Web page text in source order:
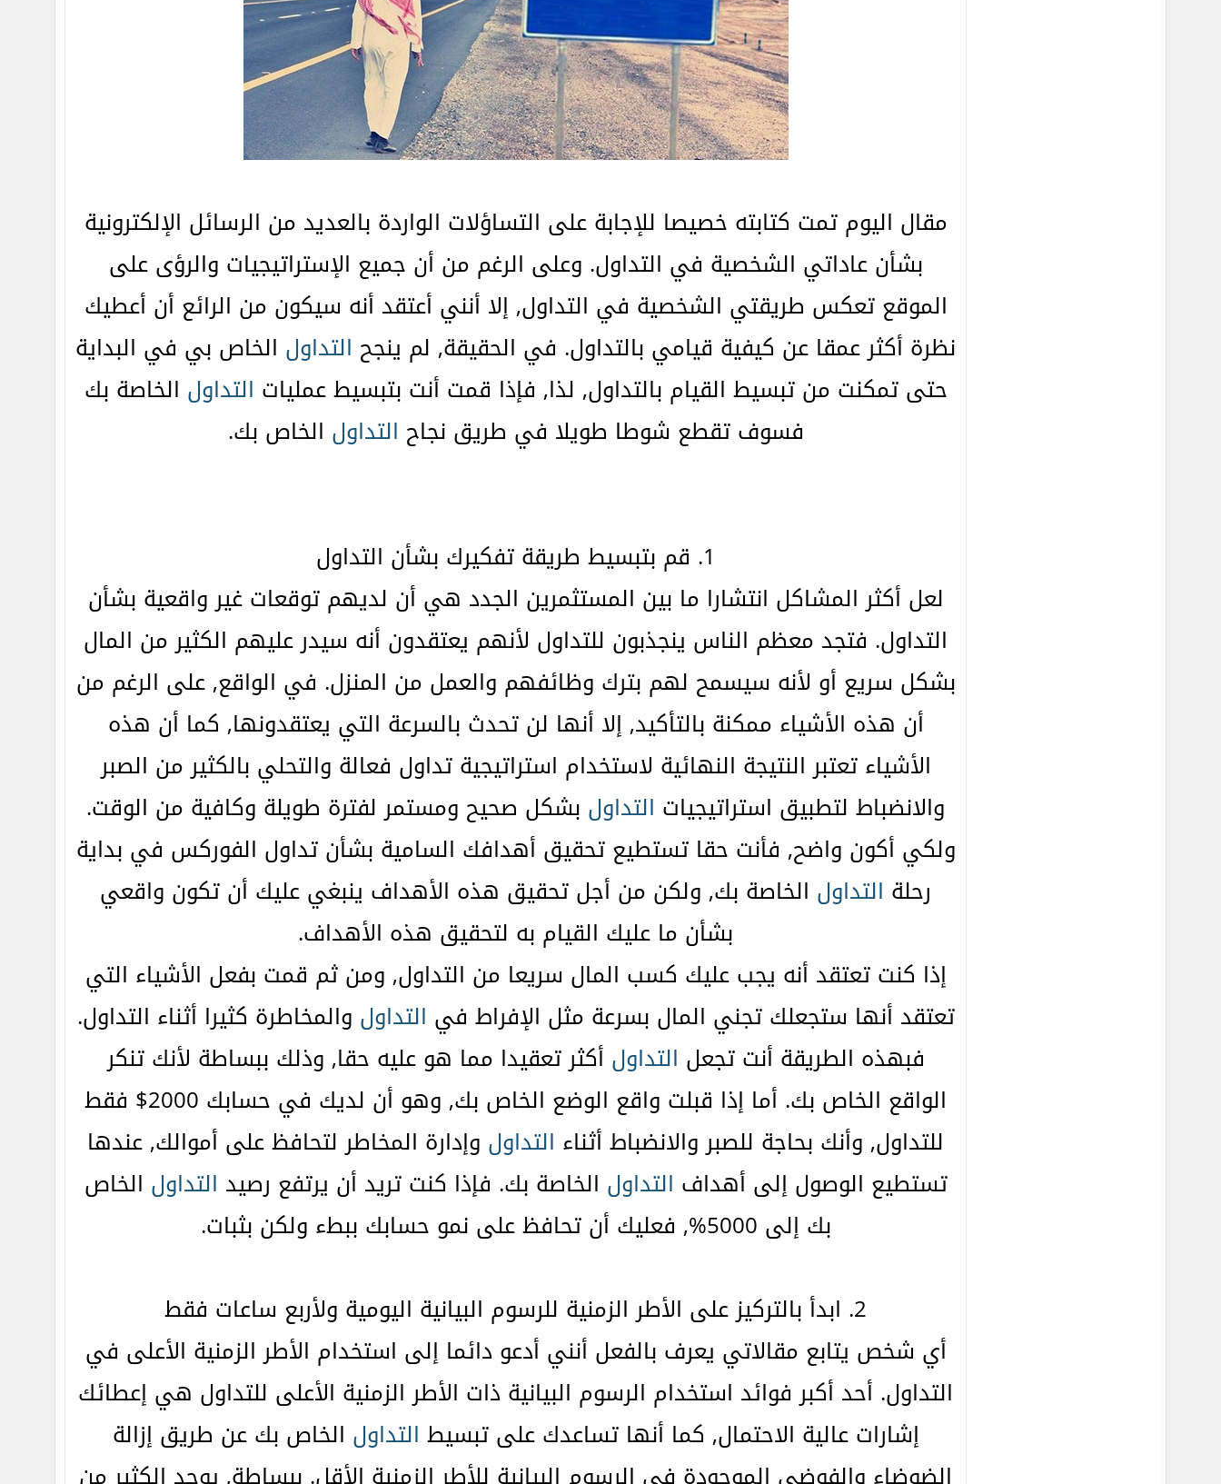
مقال اليوم تمت كتابته خصيصا للإجابة على التساؤلات الواردة بالعديد من الرسائل الإلكترونية
بشأن عاداتي الشخصية في التداول. وعلى الرغم من أن جميع الإستراتيجيات والرؤى على
الموقع تعكس طريقتي الشخصية في التداول, إلا أنني أعتقد أنه سيكون من الرائع أن أعطيك
نظرة أكثر عمقا عن كيفية قيامي بالتداول. في الحقيقة, لم ينجح التداول الخاص بي في البداية
حتى تمكنت من تبسيط القيام بالتداول, لذا, فإذا قمت أنت بتبسيط عمليات التداول الخاصة بك
فسوف تقطع شوطا طويلا في طريق نجاح التداول الخاص بك.
1. قم بتبسيط طريقة تفكيرك بشأن التداول
لعل أكثر المشاكل انتشارا ما بين المستثمرين الجدد هي أن لديهم توقعات غير واقعية بشأن
التداول. فتجد معظم الناس ينجذبون للتداول لأنهم يعتقدون أنه سيدر عليهم الكثير من المال
بشكل سريع أو لأنه سيسمح لهم بترك وظائفهم والعمل من المنزل. في الواقع, على الرغم من
أن هذه الأشياء ممكنة بالتأكيد, إلا أنها لن تحدث بالسرعة التي يعتقدونها, كما أن هذه
الأشياء تعتبر النتيجة النهائية لاستخدام استراتيجية تداول فعالة والتحلي بالكثير من الصبر
والانضباط لتطبيق استراتيجيات التداول بشكل صحيح ومستمر لفترة طويلة وكافية من الوقت.
ولكي أكون واضح, فأنت حقا تستطيع تحقيق أهدافك السامية بشأن تداول الفوركس في بداية
رحلة التداول الخاصة بك, ولكن من أجل تحقيق هذه الأهداف ينبغي عليك أن تكون واقعي
بشأن ما عليك القيام به لتحقيق هذه الأهداف.
إذا كنت تعتقد أنه يجب عليك كسب المال سريعا من التداول, ومن ثم قمت بفعل الأشياء التي
تعتقد أنها ستجعلك تجني المال بسرعة مثل الإفراط في التداول والمخاطرة كثيرا أثناء التداول.
فبهذه الطريقة أنت تجعل التداول أكثر تعقيدا مما هو عليه حقا, وذلك ببساطة لأنك تنكر
الواقع الخاص بك. أما إذا قبلت واقع الوضع الخاص بك, وهو أن لديك في حسابك 2000$ فقط
للتداول, وأنك بحاجة للصبر والانضباط أثناء التداول وإدارة المخاطر لتحافظ على أموالك, عندها
تستطيع الوصول إلى أهداف التداول الخاصة بك. فإذا كنت تريد أن يرتفع رصيد التداول الخاص
بك إلى 5000%, فعليك أن تحافظ على نمو حسابك ببطء ولكن بثبات.
2. ابدأ بالتركيز على الأطر الزمنية للرسوم البيانية اليومية ولأربع ساعات فقط
أي شخص يتابع مقالاتي يعرف بالفعل أنني أدعو دائما إلى استخدام الأطر الزمنية الأعلى في
التداول. أحد أكبر فوائد استخدام الرسوم البيانية ذات الأطر الزمنية الأعلى للتداول هي إعطائك
إشارات عالية الاحتمال, كما أنها تساعدك على تبسيط التداول الخاص بك عن طريق إزالة